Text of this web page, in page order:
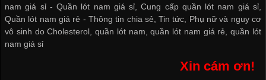
nam giá sỉ -Quần lót nam giá sỉ ,Cung cấp quần lót nam giá sỉ,
Quần lót nam giá rẻ - Thông tin chia sẻ ,Tin tức
Phụ nữ và nguy cơ
vô sinh do Cholesterol ,quần lót nam ,quần lót nam giá rẻ ,quần lót
nam giá sỉ
Xin cám ơn!